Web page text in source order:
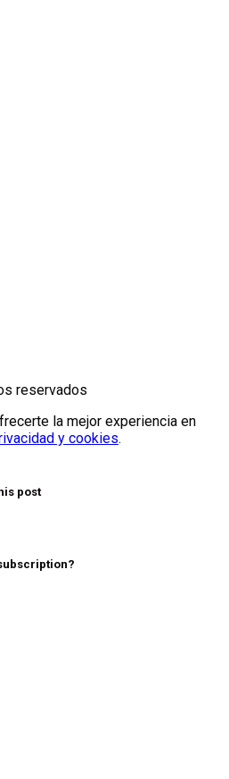
reservados
la mejor experiencia en
y cookies.
post